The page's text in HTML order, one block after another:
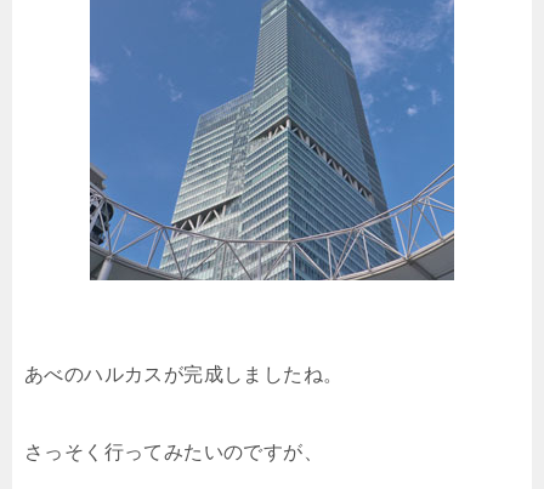
あべのハルカスが完成しましたね。
さっそく行ってみたいのですが、